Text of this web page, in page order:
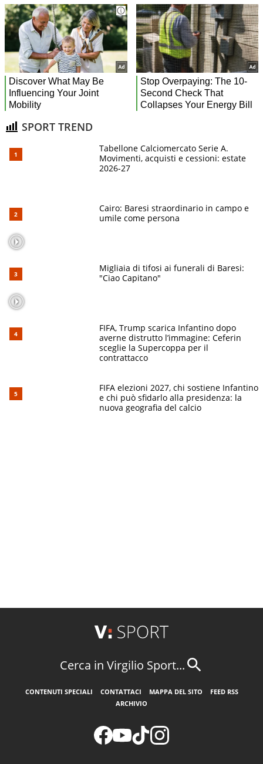
SPORT TREND
Tabellone Calciomercato Serie A.
Movimenti, acquisti e cessioni: estate
2026-27
Cairo: Baresi straordinario in campo e
umile come persona
Migliaia di tifosi ai funerali di Baresi:
"Ciao Capitano"
FIFA, Trump scarica Infantino dopo
averne distrutto l’immagine: Ceferin
sceglie la Supercoppa per il
contrattacco
FIFA elezioni 2027, chi sostiene Infantino
e chi può sfidarlo alla presidenza: la
nuova geografia del calcio
Cerca in Virgilio Sport...
CONTENUTI SPECIALI CONTATTACI MAPPA DEL SITO
FEED RSS
ARCHIVIO